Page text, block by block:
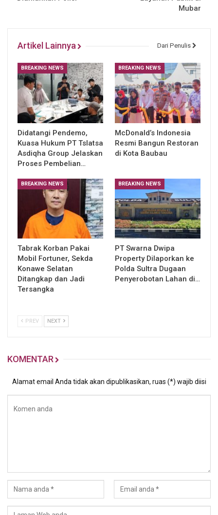
Mubar
Artikel Lainnya Dari Penulis
BREAKING NEWS
Didatangi Pendemo,
Kuasa Hukum PT Tslatsa
Asdiqha Group Jelaskan
Proses Pembelian…
BREAKING NEWS
McDonald’s Indonesia
Resmi Bangun Restoran
di Kota Baubau
BREAKING NEWS
Tabrak Korban Pakai
Mobil Fortuner, Sekda
Konawe Selatan
Ditangkap dan Jadi
Tersangka
BREAKING NEWS
PT Swarna Dwipa
Property Dilaporkan ke
Polda Sultra Dugaan
Penyerobotan Lahan di…
PREV NEXT
KOMENTAR
Alamat email Anda tidak akan dipublikasikan, ruas (*) wajib diisi